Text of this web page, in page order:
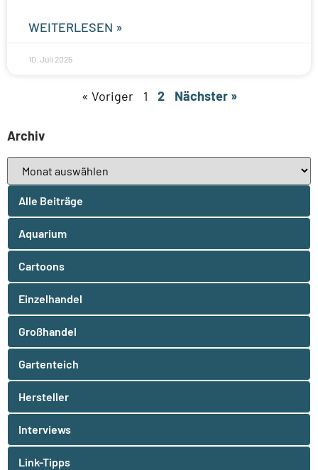
WEITERLESEN »
10. Juli 2025
« Voriger 1 2 Nächster »
Archiv
Alle Beiträge
Aquarium
Cartoons
Einzelhandel
Großhandel
Gartenteich
Hersteller
Interviews
Link-Tipps